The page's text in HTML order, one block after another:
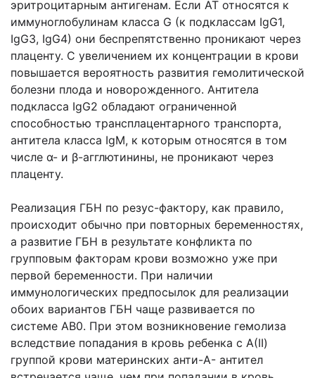
эритроцитарным антигенам. Если АТ относятся к
иммуноглобулинам класса G (к подклассам IgG1,
IgG3, IgG4) они беспрепятственно проникают через
плаценту. С увеличением их концентрации в крови
повышается вероятность развития гемолитической
болезни плода и новорожденного. Антитела
подкласса IgG2 обладают ограниченной
способностью трансплацентарного транспорта,
антитела класса IgM, к которым относятся в том
числе α- и β-агглютинины, не проникают через
плаценту.
Реализация ГБН по резус-фактору, как правило,
происходит обычно при повторных беременностях,
а развитие ГБН в результате конфликта по
групповым факторам крови возможно уже при
первой беременности. При наличии
иммунологических предпосылок для реализации
обоих вариантов ГБН чаще развивается по
системе АВ0. При этом возникновение гемолиза
вследствие попадания в кровь ребенка с А(II)
группой крови материнских анти-А- антител